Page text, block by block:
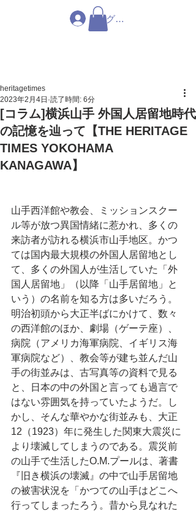
ログイン
[コラム]横浜山手 外国人居留地時代
の記憶を辿って【THE HERITAGE
TIMES YOKOHAMA
KANAGAWA】
heritagetimes
2023年2月4日 読了時間: 6分
山手西洋館や教会、ミッションスクー
ル等が放つ異国情緒に惹かれ、多くの
来訪者が訪れる横浜市山手地区。かつ
ては国内最大規模の外国人居留地とし
て、多くの外国人が生活していた「外
国人居留地」（以降「山手居留地」と
いう）の名前を知る方は多いだろう。
明治初頭から大正半ばにかけて、数々
の西洋館のほか、劇場（ゲーテ座）、
病院（アメリカ海軍病院、イギリス海
軍病院など）、教会等が建ち並んだ山
手の街並みは、古写真等の資料で見る
と、日本の中の外国と言っても過言で
はない雰囲気を持っていたようだ。し
かし、そんな華やかな街並みも、大正
12（1923）年に発生した関東大震災に
より壊滅してしまうのである。震災前
の山手で生活したO.M.プールは、著書
『旧き横浜の壊滅』の中で山手居留地
の被害状況を「かつての山手はどこへ
行ってしまったろう。昔から見なれた